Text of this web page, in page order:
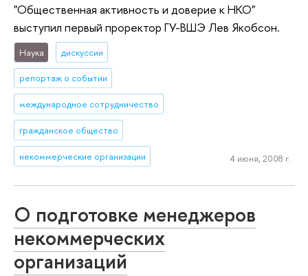
"Общественная активность и доверие к НКО"
выступил первый проректор ГУ-ВШЭ Лев Якобсон.
Наука дискуссии
репортаж о событии
международное сотрудничество
гражданское общество
некоммерческие организации 4 июня, 2008 г.
О подготовке менеджеров
некоммерческих
организаций